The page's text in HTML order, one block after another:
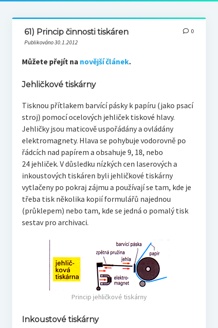
61) Princip činnosti tiskáren
Publikováno 30.1.2012
0
Můžete přejít na novější článek.
Jehličkové tiskárny
Tisknou přítlakem barvící pásky k papíru (jako psací
stroj) pomocí ocelových jehliček tiskové hlavy.
Jehličky jsou maticově uspořádány a ovládány
elektromagnety. Hlava se pohybuje vodorovně po
řádcích nad papírem a obsahuje 9, 18, nebo
24 jehliček. V důsledku nízkých cen laserových a
inkoustových tiskáren byli jehličkové tiskárny
vytlačeny po pokraj zájmu a používají se tam, kde je
třeba tisk několika kopií formulářů najednou
(průklepem) nebo tam, kde se jedná o pomalý tisk
sestav pro archivaci.
Princip jehličkové tiskárny
Inkoustové tiskárny